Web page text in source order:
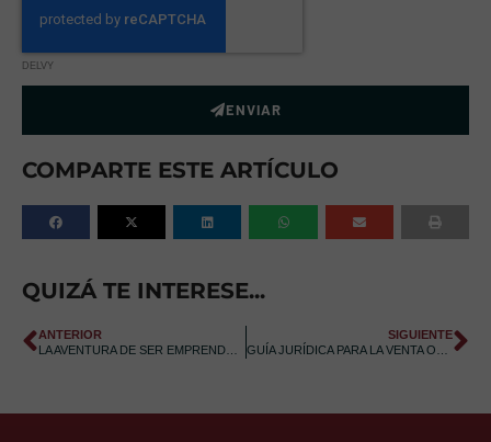
DELVY
ENVIAR
COMPARTE ESTE ARTÍCULO
QUIZÁ TE INTERESE...
ANTERIOR
LA AVENTURA DE SER EMPRENDEDOR (I)
SIGUIENTE
GUÍA JURÍDICA PARA LA VENTA ONLINE